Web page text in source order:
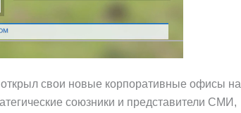
свои новые корпоративные офисы на
союзники и представители СМИ,